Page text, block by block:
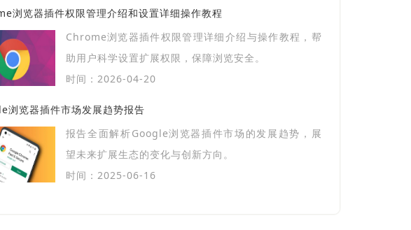
浏览器插件权限管理介绍和设置详细操作教程
Chrome浏览器插件权限管理详细介绍与操作教程，帮
助用户科学设置扩展权限，保障浏览安全。
时间：2026-04-20
浏览器插件市场发展趋势报告
报告全面解析Google浏览器插件市场的发展趋势，展
望未来扩展生态的变化与创新方向。
时间：2025-06-16